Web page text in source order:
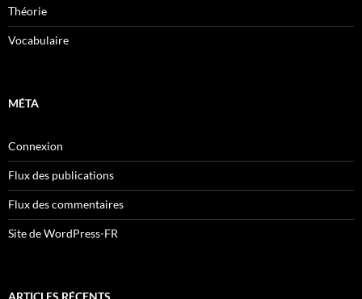
Théorie
Vocabulaire
MÉTA
Connexion
Flux des publications
Flux des commentaires
Site de WordPress-FR
ARTICLES RÉCENTS